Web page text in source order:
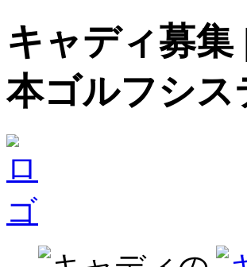
キャディ募集
本ゴルフシス